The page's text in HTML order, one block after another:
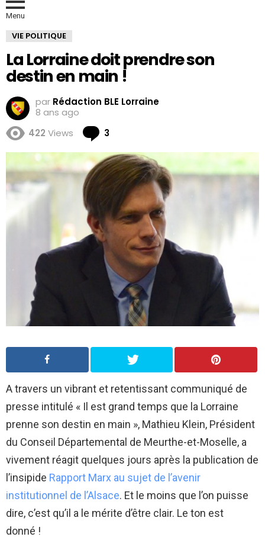
Menu
VIE POLITIQUE
La Lorraine doit prendre son
destin en main !
par Rédaction BLE Lorraine
8 ans ago
422 Views 3
A travers un vibrant et retentissant communiqué de
presse intitulé « Il est grand temps que la Lorraine
prenne son destin en main », Mathieu Klein, Président
du Conseil Départemental de Meurthe-et-Moselle, a
vivement réagit quelques jours après la publication de
l’insipide Rapport Marx au sujet de l’avenir
institutionnel de l’Alsace. Et le moins que l’on puisse
dire, c’est qu’il a le mérite d’être clair. Le ton est
donné !